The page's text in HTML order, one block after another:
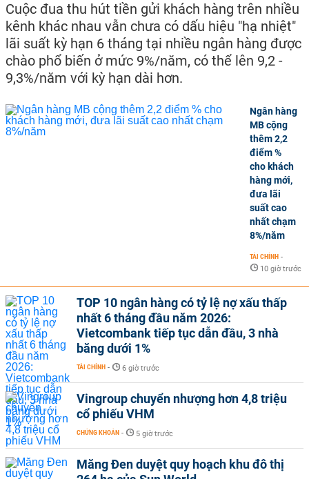
Cuộc đua thu hút tiền gửi khách hàng trên nhiều
kênh khác nhau vẫn chưa có dấu hiệu "hạ nhiệt"
lãi suất kỳ hạn 6 tháng tại nhiều ngân hàng được
chào phổ biến ở mức 9%/năm, có thể lên 9,2 -
9,3%/năm với kỳ hạn dài hơn.
Ngân hàng
MB cộng
thêm 2,2
điểm %
cho khách
hàng mới,
đưa lãi
suất cao
nhất chạm
8%/năm
TÀI CHÍNH -
10 giờ trước
TOP 10 ngân hàng có tỷ lệ nợ xấu thấp
nhất 6 tháng đầu năm 2026:
Vietcombank tiếp tục dẫn đầu, 3 nhà
băng dưới 1%
TÀI CHÍNH - 6 giờ trước
Vingroup chuyển nhượng hơn 4,8 triệu
cổ phiếu VHM
CHỨNG KHOÁN - 5 giờ trước
Măng Đen duyệt quy hoạch khu đô thị